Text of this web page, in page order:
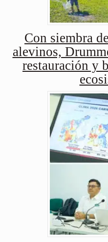
Con siembra
alevinos,
restauración y